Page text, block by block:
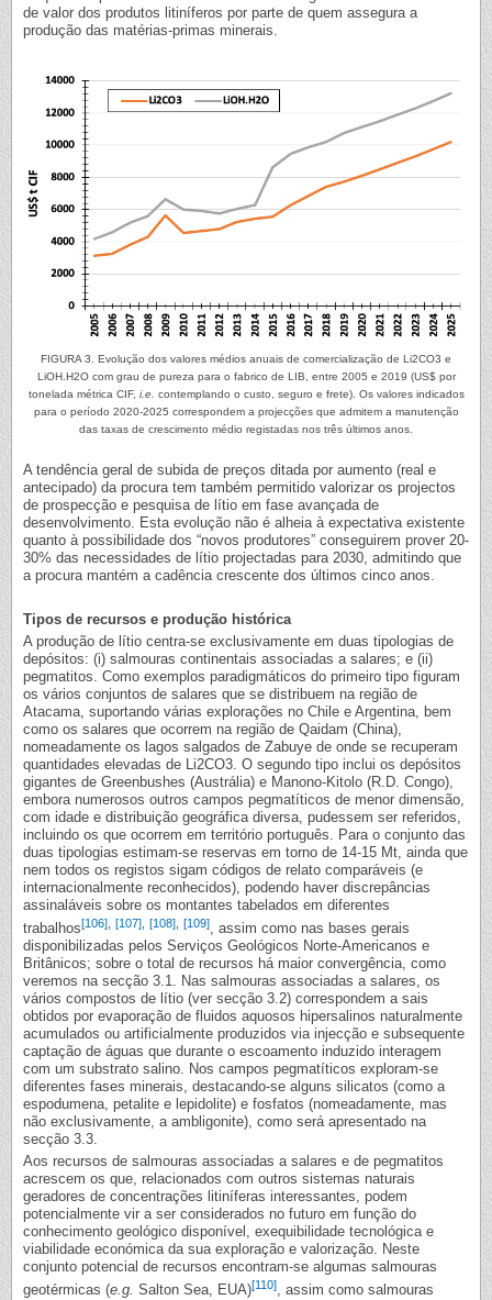
de valor dos produtos litiníferos por parte de quem assegura a
produção das matérias-primas minerais.
FIGURA 3. Evolução dos valores médios anuais de comercialização de Li2CO3 e
LiOH.H2O com grau de pureza para o fabrico de LIB, entre 2005 e 2019 (US$ por
tonelada métrica CIF, i.e. contemplando o custo, seguro e frete). Os valores indicados
para o período 2020-2025 correspondem a projecções que admitem a manutenção
das taxas de crescimento médio registadas nos três últimos anos.
A tendência geral de subida de preços ditada por aumento (real e
antecipado) da procura tem também permitido valorizar os projectos
de prospecção e pesquisa de lítio em fase avançada de
desenvolvimento. Esta evolução não é alheia à expectativa existente
quanto à possibilidade dos “novos produtores” conseguirem prover 20-
30% das necessidades de lítio projectadas para 2030, admitindo que
a procura mantém a cadência crescente dos últimos cinco anos.
Tipos de recursos e produção histórica
A produção de lítio centra-se exclusivamente em duas tipologias de
depósitos: (i) salmouras continentais associadas a salares; e (ii)
pegmatitos. Como exemplos paradigmáticos do primeiro tipo figuram
os vários conjuntos de salares que se distribuem na região de
Atacama, suportando várias explorações no Chile e Argentina, bem
como os salares que ocorrem na região de Qaidam (China),
nomeadamente os lagos salgados de Zabuye de onde se recuperam
quantidades elevadas de Li2CO3. O segundo tipo inclui os depósitos
gigantes de Greenbushes (Austrália) e Manono-Kitolo (R.D. Congo),
embora numerosos outros campos pegmatíticos de menor dimensão,
com idade e distribuição geográfica diversa, pudessem ser referidos,
incluindo os que ocorrem em território português. Para o conjunto das
duas tipologias estimam-se reservas em torno de 14-15 Mt, ainda que
nem todos os registos sigam códigos de relato comparáveis (e
internacionalmente reconhecidos), podendo haver discrepâncias
assinaláveis sobre os montantes tabelados em diferentes
trabalhos[106] [107] [108] [109]
, assim como nas bases gerais
disponibilizadas pelos Serviços Geológicos Norte-Americanos e
Britânicos; sobre o total de recursos há maior convergência, como
veremos na secção 3.1. Nas salmouras associadas a salares, os
vários compostos de lítio (ver secção 3.2) correspondem a sais
obtidos por evaporação de fluidos aquosos hipersalinos naturalmente
acumulados ou artificialmente produzidos via injecção e subsequente
captação de águas que durante o escoamento induzido interagem
com um substrato salino. Nos campos pegmatíticos exploram-se
diferentes fases minerais, destacando-se alguns silicatos (como a
espodumena, petalite e lepidolite) e fosfatos (nomeadamente, mas
não exclusivamente, a ambligonite), como será apresentado na
secção 3.3.
Aos recursos de salmouras associadas a salares e de pegmatitos
acrescem os que, relacionados com outros sistemas naturais
geradores de concentrações litiníferas interessantes, podem
potencialmente vir a ser considerados no futuro em função do
conhecimento geológico disponível, exequibilidade tecnológica e
viabilidade económica da sua exploração e valorização. Neste
conjunto potencial de recursos encontram-se algumas salmouras
geotérmicas (e.g. Salton Sea, EUA)[110], assim como salmouras